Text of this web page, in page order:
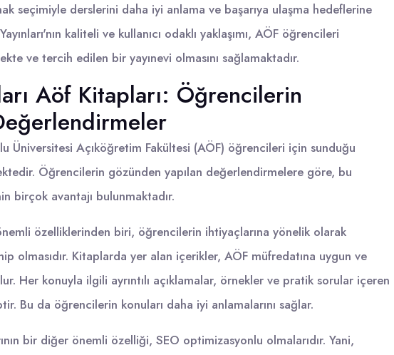
seçimiyle derslerini daha iyi anlama ve başarıya ulaşma hedeflerine
kaliteli ve kullanıcı odaklı yaklaşımı, AÖF öğrencileri
ve tercih edilen bir yayınevi olmasını sağlamaktadır.
Aöf Kitapları: Öğrencilerin
Üniversitesi Açıköğretim Fakültesi (AÖF) öğrencileri için sunduğu
Öğrencilerin gözünden yapılan değerlendirmelere göre, bu
birçok avantajı bulunmaktadır.
özelliklerinden biri, öğrencilerin ihtiyaçlarına yönelik olarak
olmasıdır. Kitaplarda yer alan içerikler, AÖF müfredatına uygun ve
Her konuyla ilgili ayrıntılı açıklamalar, örnekler ve pratik sorular içeren
Bu da öğrencilerin konuları daha iyi anlamalarını sağlar.
bir diğer önemli özelliği, SEO optimizasyonlu olmalarıdır. Yani,